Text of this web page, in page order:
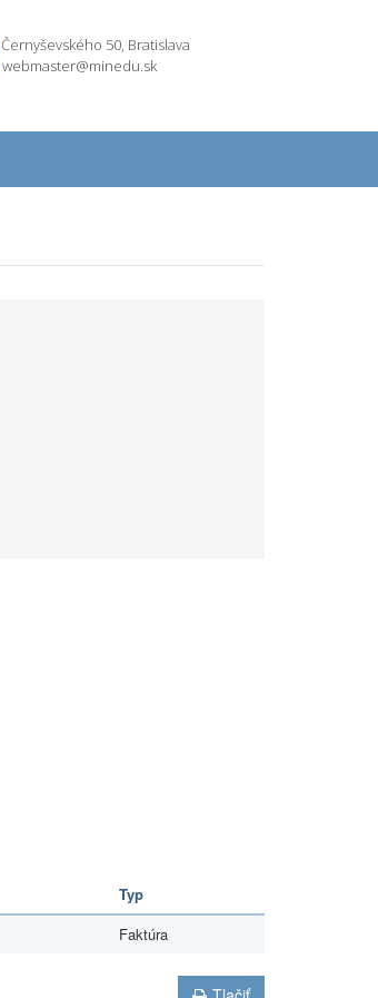
Černyševského 50, Bratislava
webmaster@minedu.sk
Typ
Faktúra